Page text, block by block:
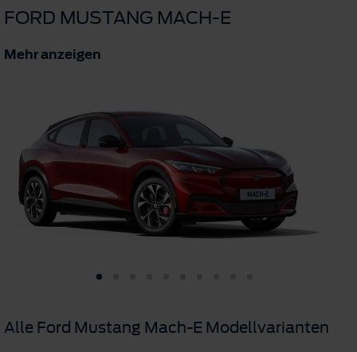
FORD MUSTANG MACH-E
Mehr anzeigen
Alle Ford Mustang Mach-E Modellvarianten